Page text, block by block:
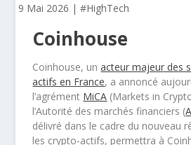
9 Mai 2026 |#HighTech
Coinhouse
Coinhouse, unacteur majeur des
actifs en France, a annoncé
l’agrément MiCA (Markets in
l’Autorité des marchés financiers (
délivré dans le cadre du nouveau
les crypto-actifs, permettra à